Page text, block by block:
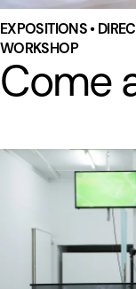
EXPOSITIONS •
WORKSHOP
Come